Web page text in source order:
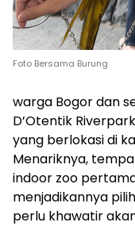
Foto Bersama Burung
warga Bogor dan
D’Otentik
yang berlokasi di
Menariknya,
indoor zoo
menjadikannya
perlu khawatir